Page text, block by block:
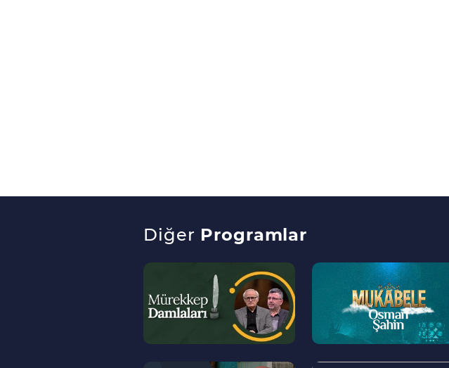
Diğer Programlar
>